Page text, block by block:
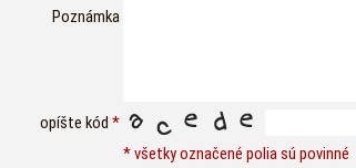
Poznámka
opíšte kód *
* všetky označené polia sú povinné